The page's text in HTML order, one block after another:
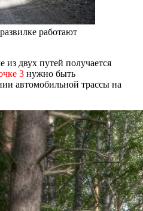
работают
из двух путей получается
3 нужно быть
автомобильной трассы на